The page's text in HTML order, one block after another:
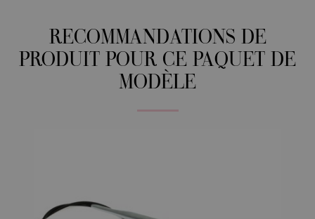
RECOMMANDATIONS DE
PRODUIT POUR CE PAQUET DE
MODÈLE